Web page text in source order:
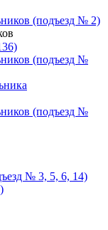
(подъезд № 2)
(подъезд №
(подъезд №
№ 3, 5, 6, 14)